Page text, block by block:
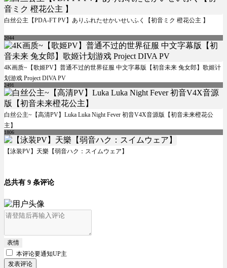
白丝公主【PDA-FT PV】ありふれたせかいせいふく【初音ミク 橙花公主 】
2044
4K画质~【歌姬PV】普通不过的世界征服 中文字幕版【初音未来 兔女郎】歌姬计
划游戏 Project DIVA PV
2491
白丝公主~【高清PV】Luka Luka Night Fever 初音V4X音源版【初音未来橙花公
主】
1806
【泳装PV】天樂【弱音ハク：スイムウェア】
总共有 9 条评论
表情
本评论要通知UP主
发表评论